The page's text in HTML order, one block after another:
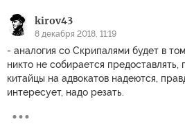
kirov43
8 декабря 2018, 11:19
- аналогия со Скрипалями будет в
никто не собирается предоставлять,
китайцы на адвокатов надеются,
интересует, надо резать.